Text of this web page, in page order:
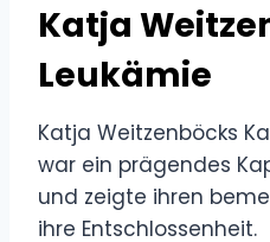
Katja
Leukämie
Katja Weitzenböcks
war ein prägendes
und zeigte ihren
ihre Entschlossenheit.